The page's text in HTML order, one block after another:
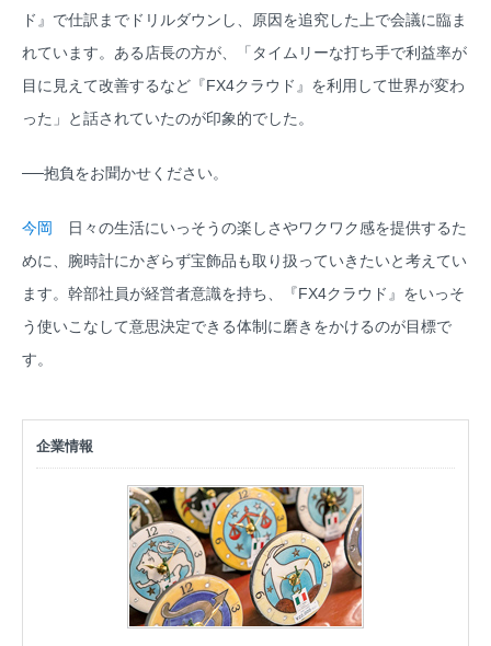
ド』で仕訳までドリルダウンし、原因を追究した上で会議に臨ま
れています。ある店長の方が、「タイムリーな打ち手で利益率が
目に見えて改善するなど『FX4クラウド』を利用して世界が変わ
った」と話されていたのが印象的でした。
──抱負をお聞かせください。
今岡
日々の生活にいっそうの楽しさやワクワク感を提供するた
めに、腕時計にかぎらず宝飾品も取り扱っていきたいと考えてい
ます。幹部社員が経営者意識を持ち、『FX4クラウド』をいっそ
う使いこなして意思決定できる体制に磨きをかけるのが目標で
す。
企業情報